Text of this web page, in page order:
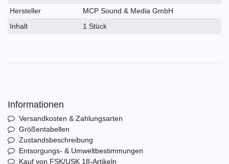
Hersteller
MCP Sound & Media GmbH
Inhalt
1 Stück
Informationen
Versandkosten & Zahlungsarten
Größentabellen
Zustandsbeschreibung
Entsorgungs- & Umweltbestimmungen
Kauf von FSK/USK 18-Artikeln